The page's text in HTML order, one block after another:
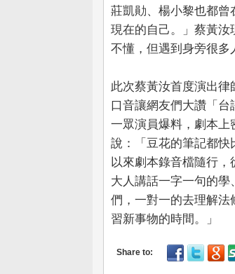
莊凱勛、楊小黎也都曾
現在的自己。」蔡黃
不懂，但遇到身旁很多
此次蔡黃汝首度演出
口音讓網友們大讚「
一眾演員爆料，劇本上
說：「豆花的筆記都快
以來劇本錄音檔隨行
大人講話一字一句的
們，一對一的去理解法
習新事物的時間。」